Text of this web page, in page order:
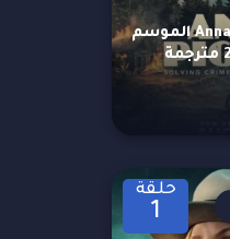
مسلسل Anna Pigeon الموسم
حلقة
1